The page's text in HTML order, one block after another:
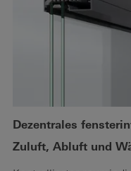
Dezentrales
Zuluft, Abluft und